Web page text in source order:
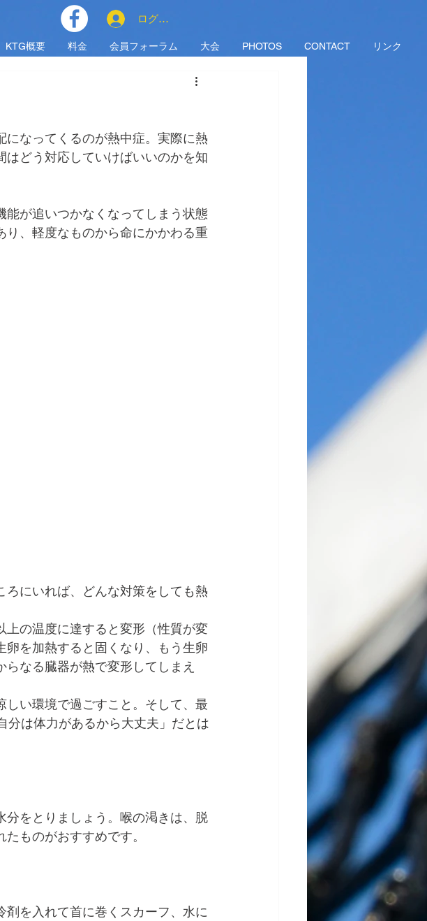
KTG概要 料金 会員フォーラム 大会 PHOTOS CONTACT リンク
ログイン
なってくるのが熱中症。実際に熱
どう対応していけばいいのかを知
が追いつかなくなってしまう状態
、軽度なものから命にかかわる重
にいれば、どんな対策をしても熱
の温度に達すると変形（性質が変
を加熱すると固くなり、もう生卵
なる臓器が熱で変形してしまえ
い環境で過ごすこと。そして、最
分は体力があるから大丈夫」だとは
分をとりましょう。喉の渇きは、脱
ものがおすすめです。
を入れて首に巻くスカーフ、水に